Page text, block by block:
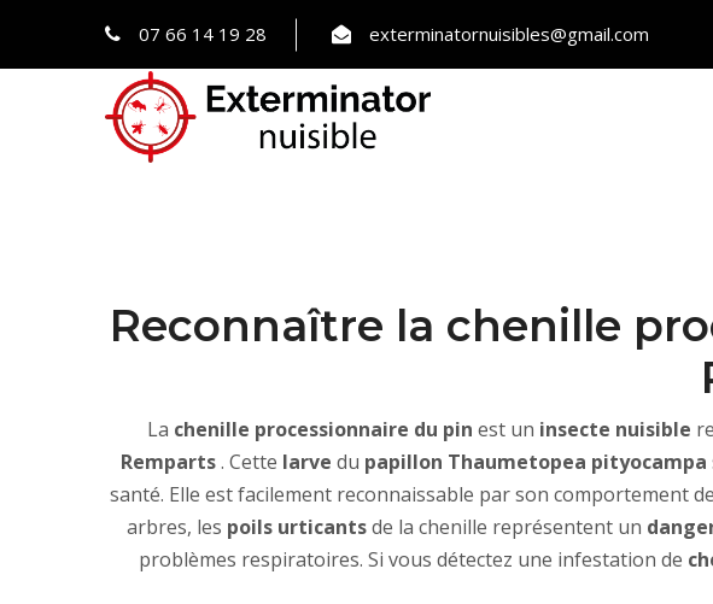
07 66 14 19 28 exterminatornuisibles@gmail.com
Reconnaître la chenille
La chenille processionnaire du pin est un insecte nuisible
Remparts. Cette larve du papillon Thaumetopea pityocampa
santé. Elle est facilement reconnaissable par son comportement de
arbres, les poils urticantsde la chenille représentent un
problèmes respiratoires. Si vous détectez une infestation de